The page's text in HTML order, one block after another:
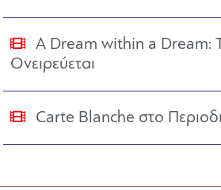
A Dream within a Dream:
Ονειρεύεται
Carte Blanche στο